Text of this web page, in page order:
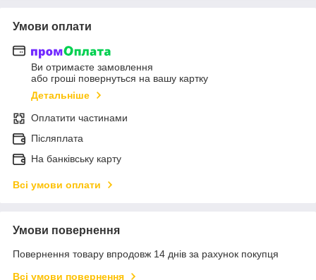
Умови оплати
Ви отримаєте замовлення
або гроші повернуться на вашу картку
Детальніше
Оплатити частинами
Післяплата
На банківську карту
Всі умови оплати
Умови повернення
Повернення товару впродовж 14 днів за рахунок покупця
Всі умови повернення